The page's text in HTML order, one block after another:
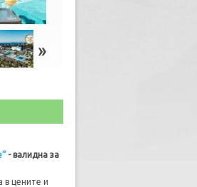
- валидна за
в цените и